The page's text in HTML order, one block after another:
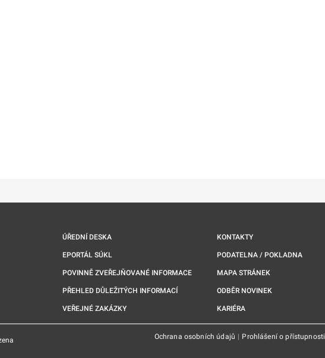
ÚŘEDNÍ DESKA
EPORTÁL SÚKL
POVINNĚ ZVEŘEJŇOVANÉ INFORMACE
PŘEHLED DŮLEŽITÝCH INFORMACÍ
VEŘEJNÉ ZAKÁZKY
KONTAKTY
PODATELNA / POKLADNA
MAPA STRÁNEK
ODBĚR NOVINEK
KARIÉRA
Ochrana osobních údajů | Prohlášení o přístupnosti